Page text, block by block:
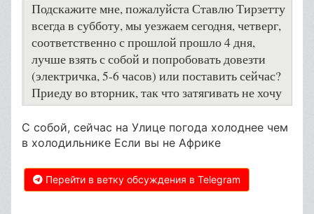
Подскажите мне, пожалуйста Ставлю Тирзетту
всегда в субботу, мы уезжаем сегодня, четверг,
соответственно с прошлой прошло 4 дня,
лучше взять с собой и попробовать довезти
(электричка, 5-6 часов) или поставить сейчас?
Приеду во вторник, так что затягивать не хочу
С собой, сейчас на Улице погода холоднее чем
в холодильнике Если вы не Африке
Перейти в ветку обсуждения в Telegram